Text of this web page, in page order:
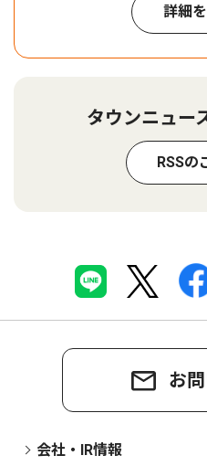
詳細
タウンニュー
RSSの
お
会社・IR情報